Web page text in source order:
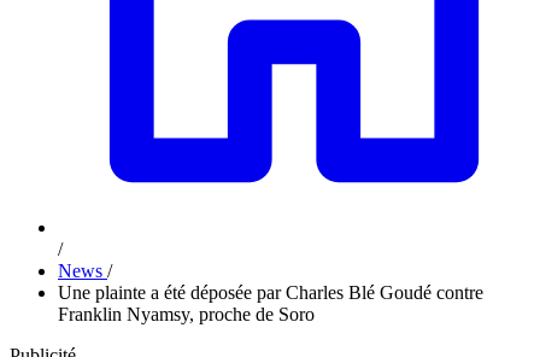
/
News /
Une plainte a été déposée par Charles Blé Goudé contre
Franklin Nyamsy, proche de Soro